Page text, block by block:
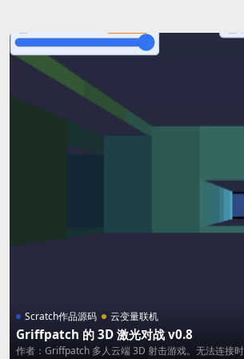
Scratch作品源码 云变量联机
Griffpatch 的 3D 激光对战 v0.8
作者：Griffpatch 多人云端 3D 射击游戏。无法连接